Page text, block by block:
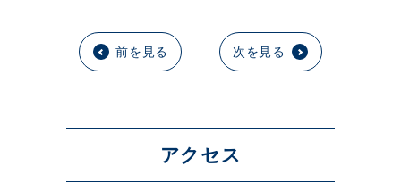
前を見る 次を見る
アクセス